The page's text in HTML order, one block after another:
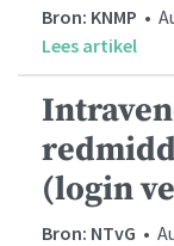
Bron: KNMP •
Lees artikel
(login
Bron: NTvG •